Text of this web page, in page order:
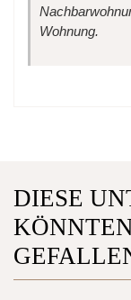
Wohnung.
DIESE